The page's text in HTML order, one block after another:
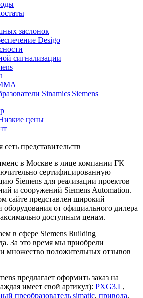
заслонок
Desigo
сигнализации
Sinamics Siemens
цены
представительств
в Москве в лице компании ГК
сертифицированную
Siemens для реализации проектов
и сооружений Siemens Automation.
сайте представлен широкий
оборудования от официального дилера
доступным ценам.
в сфере Siemens Building
За это время мы приобрели
множество положительных отзывов
предлагает оформить заказ на
имеет свой артикул): PXG3.L,
преобразователь simatic, привода,